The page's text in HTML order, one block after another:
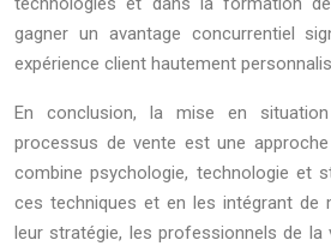
gagner un avantage concurrentiel
expérience client hautement
En conclusion, la mise en
processus de vente est une
combine psychologie, technologie et
ces techniques et en les intégrant de
leur stratégie, les professionnels de la